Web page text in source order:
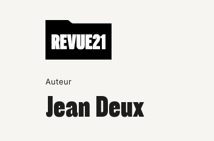
Auteur
Jean Deux